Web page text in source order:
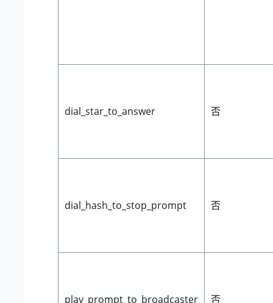
dial_star_to_answer 否
dial_hash_to_stop_prompt 否
play_prompt_to_broadcaster 否